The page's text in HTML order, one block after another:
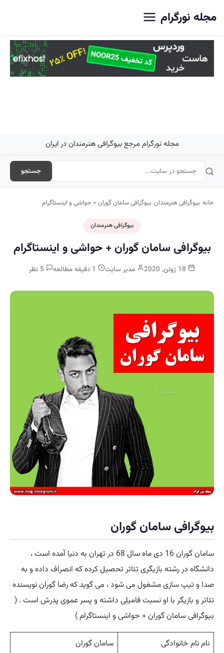
مجله نورگرام
مجله نورگرام مرجع بیوگرافی هنرمندان در ایران
جستجو
خانه/بیوگرافی هنرمندان/بیوگرافی سامان گوران + حواشی و اینستاگرام
بیوگرافی هنرمندان
بیوگرافی سامان گوران + حواشی و اینستاگرام
مدیر سایت
بیوگرافی سامان گوران
سامان گوران 16 دی ماه سال 68 در تهران به دنیا آمده است ،
دانشگاه در رشته بازیگری تئاتر تحصیل کرده که انصراف داده و به
صدا و تیپ سازی مشغول می شود ، می گوید که رضا گوران نویسنده
تئاتر و بازیگر با او نسبت فامیلی داشته و پسر عموی پدرش است . (
بیوگرافی سامان گوران + حواشی و اینستاگرام )
نام نام خانوادگی
سامان گوران